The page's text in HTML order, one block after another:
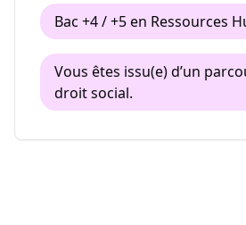
Bac +4 / +5 en Ressources
Vous êtes issu(e) d’un
droit social.